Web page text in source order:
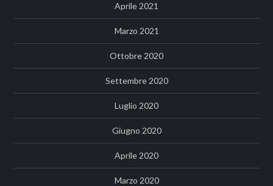
Aprile 2021
Marzo 2021
Ottobre 2020
Settembre 2020
Luglio 2020
Giugno 2020
Aprile 2020
Marzo 2020